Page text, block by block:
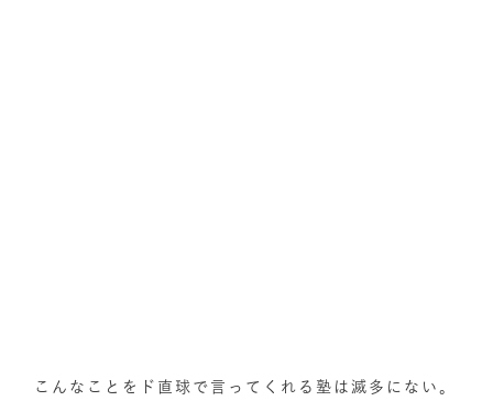
こんなことをド直球で言ってくれる塾は滅多にない。